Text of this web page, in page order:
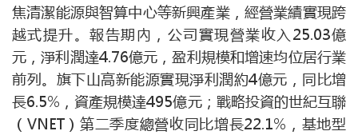
焦清潔能源與智算中心等新興產業，經營業績實現跨
越式提升。報告期內，公司實現營業收入25.03億
元，淨利潤達4.76億元，盈利規模和增速均位居行業
前列。旗下山高新能源實現淨利潤約4億元，同比增
長6.5%，資產規模達495億元；戰略投資的世紀互聯
（VNET）第二季度總營收同比增長22.1%，基地型